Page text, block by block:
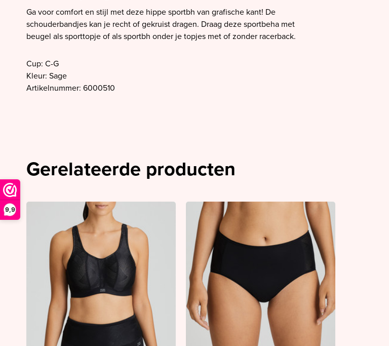
9,9
SALE PrimaDonna Twist
SALE PrimaDonna Swim
Ga voor comfort en stijl met deze hippe sportbh van grafische kant! De
schouderbandjes kan je recht of gekruist dragen. Draag deze sportbeha met
beugel als sporttopje of als sportbh onder je topjes met of zonder racerback.
Cup: C-G
Kleur: Sage
Artikelnummer: 6000510
Gerelateerde producten